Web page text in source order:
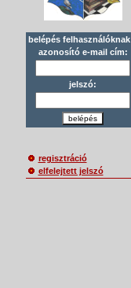
belépés felhasználóknak
azonosító e-mail cím:
jelszó:
belépés
regisztráció
elfelejtett jelszó